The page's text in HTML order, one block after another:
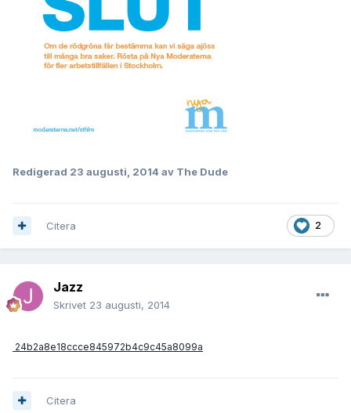
Redigerad 23 augusti, 2014 av The Dude
2
Citera
Jazz
Skrivet 23 augusti, 2014
24b2a8e18ccce845972b4c9c45a8099a
Citera